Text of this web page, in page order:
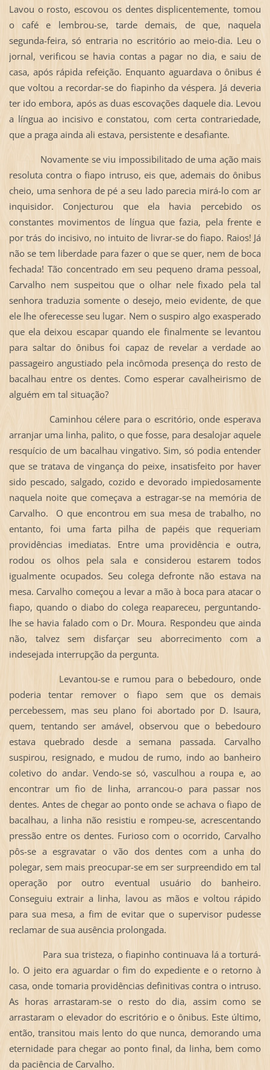
Lavou o rosto, escovou os dentes displicentemente, tomou
o café e lembrou-se, tarde demais, de que, naquela
segunda-feira, só entraria no escritório ao meio-dia. Leu o
jornal, verificou se havia contas a pagar no dia, e saiu de
casa, após rápida refeição. Enquanto aguardava o ônibus é
que voltou a recordar-se do fiapinho da véspera. Já deveria
ter ido embora, após as duas escovações daquele dia. Levou
a língua ao incisivo e constatou, com certa contrariedade,
que a praga ainda ali estava, persistente e desafiante.
Novamente se viu impossibilitado de uma ação mais
resoluta contra o fiapo intruso, eis que, ademais do ônibus
cheio, uma senhora de pé a seu lado parecia mirá-lo com ar
inquisidor. Conjecturou que ela havia percebido os
constantes movimentos de língua que fazia, pela frente e
por trás do incisivo, no intuito de livrar-se do fiapo. Raios! Já
não se tem liberdade para fazer o que se quer, nem de boca
fechada! Tão concentrado em seu pequeno drama pessoal,
Carvalho nem suspeitou que o olhar nele fixado pela tal
senhora traduzia somente o desejo, meio evidente, de que
ele lhe oferecesse seu lugar. Nem o suspiro algo exasperado
que ela deixou escapar quando ele finalmente se levantou
para saltar do ônibus foi capaz de revelar a verdade ao
passageiro angustiado pela incômoda presença do resto de
bacalhau entre os dentes. Como esperar cavalheirismo de
alguém em tal situação?
Caminhou célere para o escritório, onde esperava
arranjar uma linha, palito, o que fosse, para desalojar aquele
resquício de um bacalhau vingativo. Sim, só podia entender
que se tratava de vingança do peixe, insatisfeito por haver
sido pescado, salgado, cozido e devorado impiedosamente
naquela noite que começava a estragar-se na memória de
Carvalho. O que encontrou em sua mesa de trabalho, no
entanto, foi uma farta pilha de papéis que requeriam
providências imediatas. Entre uma providência e outra,
rodou os olhos pela sala e considerou estarem todos
igualmente ocupados. Seu colega defronte não estava na
mesa. Carvalho começou a levar a mão à boca para atacar o
fiapo, quando o diabo do colega reapareceu, perguntando-
lhe se havia falado com o Dr. Moura. Respondeu que ainda
não, talvez sem disfarçar seu aborrecimento com a
indesejada interrupção da pergunta.
Levantou-se e rumou para o bebedouro, onde
poderia tentar remover o fiapo sem que os demais
percebessem, mas seu plano foi abortado por D. Isaura,
quem, tentando ser amável, observou que o bebedouro
estava quebrado desde a semana passada. Carvalho
suspirou, resignado, e mudou de rumo, indo ao banheiro
coletivo do andar. Vendo-se só, vasculhou a roupa e, ao
encontrar um fio de linha, arrancou-o para passar nos
dentes. Antes de chegar ao ponto onde se achava o fiapo de
bacalhau, a linha não resistiu e rompeu-se, acrescentando
pressão entre os dentes. Furioso com o ocorrido, Carvalho
pôs-se a esgravatar o vão dos dentes com a unha do
polegar, sem mais preocupar-se em ser surpreendido em tal
operação por outro eventual usuário do banheiro.
Conseguiu extrair a linha, lavou as mãos e voltou rápido
para sua mesa, a fim de evitar que o supervisor pudesse
reclamar de sua ausência prolongada.
Para sua tristeza, o fiapinho continuava lá a torturá-
lo. O jeito era aguardar o fim do expediente e o retorno à
casa, onde tomaria providências definitivas contra o intruso.
As horas arrastaram-se o resto do dia, assim como se
arrastaram o elevador do escritório e o ônibus. Este último,
então, transitou mais lento do que nunca, demorando uma
eternidade para chegar ao ponto final, da linha, bem como
da paciência de Carvalho.